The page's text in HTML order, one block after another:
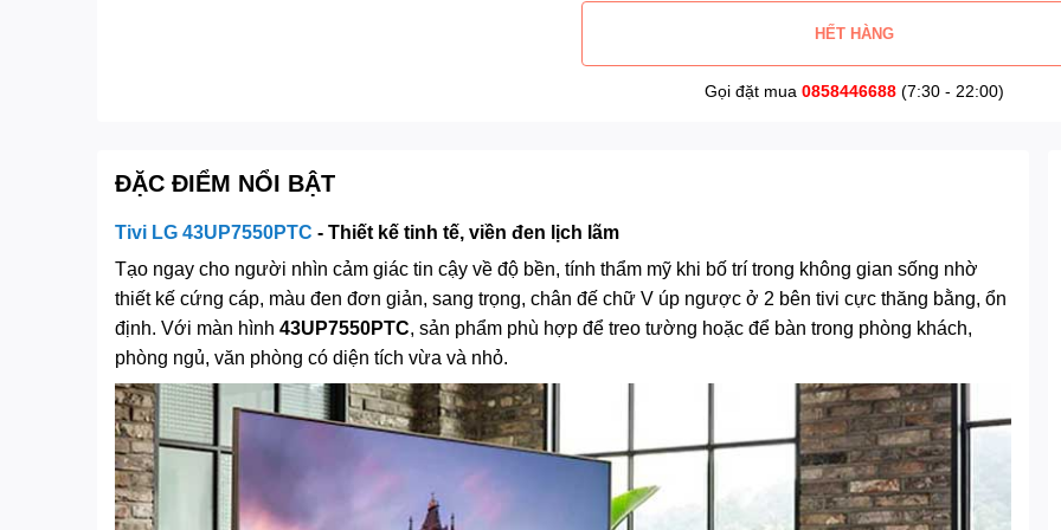
HẾT HÀNG
Gọi đặt mua 0858446688(7:30 - 22:00)
ĐẶC ĐIỂM NỔI BẬT
Tivi LG 43UP7550PTC - Thiết kế tinh tế, viền đen lịch lãm
Tạo ngay cho người nhìn cảm giác tin cậy về độ bền, tính thẩm mỹ khi bố trí trong không gian sống nhờ
thiết kế cứng cáp, màu đen đơn giản, sang trọng, chân đế chữ V úp ngược ở 2 bên tivi cực thăng bằng, ổn
định. Với màn hình 43UP7550PTC, sản phẩm phù hợp để treo tường hoặc để bàn trong phòng khách,
phòng ngủ, văn phòng có diện tích vừa và nhỏ.